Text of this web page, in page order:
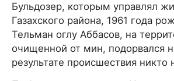
Бульдозер, которым управлял
Газахского района, 1961 года
Тельман оглу Аббасов, на
очищенной от мин, подорвался
результате происшествия никто